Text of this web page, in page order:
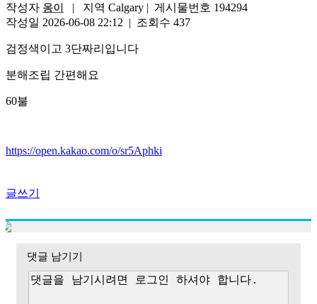
작성자 옹이
| 지역 Calgary | 게시물번호 194294
작성일 2026-06-08 22:12 | 조회수 437
검정색이고 3단짜리입니다
분해조립 간편해요
60불
https://open.kakao.com/o/sr5Aphki
글쓰기
댓글 남기기